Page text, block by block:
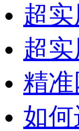
超
超
精
如